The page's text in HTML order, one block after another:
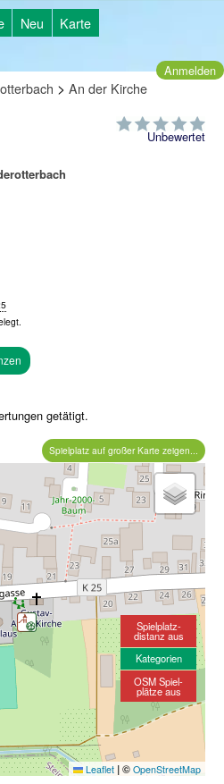
Neu Karte
Anmelden
> An der Kirche
Unbewertet
getätigt.
Spielplatz auf großer Karte zeigen...
Leaflet |© OpenStreetMap
Spielplatz-
distanz aus
Kategorien
OSM Spiel-
plätze aus